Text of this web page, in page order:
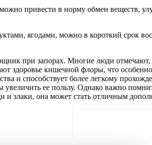
привести в норму обмен веществ,
ягодами, можно в короткий срок
при запорах. Многие люди
здоровье кишечной флоры, что
и способствует более легкому
увеличить ее пользу. Однако важно
злаки, она может стать отличным